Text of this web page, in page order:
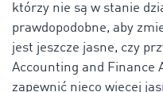
którzy nie są w stanie
prawdopodobne, aby
jest jeszcze jasne, czy
Accounting and Finance
zapewnić nieco więcej